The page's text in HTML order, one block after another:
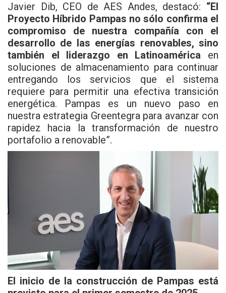
Javier Dib, CEO de AES Andes, destacó: “El
Proyecto Híbrido Pampas no sólo confirma el
compromiso de nuestra compañía con el
desarrollo de las energías renovables, sino
también el liderazgo en Latinoamérica en
soluciones de almacenamiento para continuar
entregando los servicios que el sistema
requiere para permitir una efectiva transición
energética. Pampas es un nuevo paso en
nuestra estrategia Greentegra para avanzar con
rapidez hacia la transformación de nuestro
portafolio a renovable”.
El inicio de la construcción de Pampas está